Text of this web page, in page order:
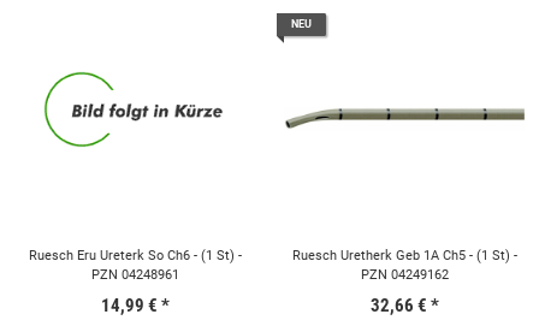
Ruesch Eru Ureterk So Ch6 - (1 St) -
PZN 04248961
14,99 € *
NEU
Ruesch Uretherk Geb 1A Ch5 - (1 St) -
PZN 04249162
32,66 € *